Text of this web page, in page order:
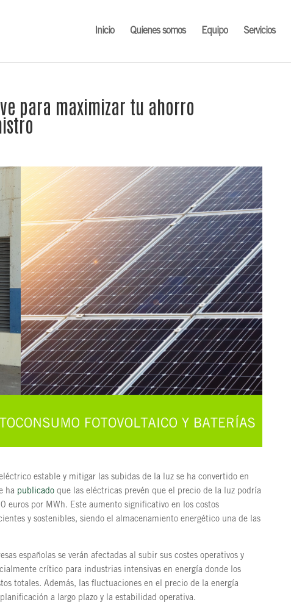
Inicio Quienes somos Equipo Servicios
para maximizar tu ahorro
estable y mitigar las subidas de la luz se ha convertido en
ha publicado que las eléctricas prevén que el precio de la luz podría
por MWh. Este aumento significativo en los costos
y sostenibles, siendo el almacenamiento energético una de las
españolas se verán afectadas al subir sus costes operativos y
crítico para industrias intensivas en energía donde los
totales. Además, las fluctuaciones en el precio de la energía
a largo plazo y la estabilidad operativa.